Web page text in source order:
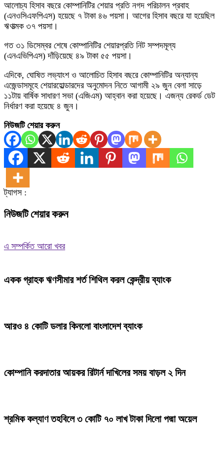
আলোচ্য হিসাব বছরে কোম্পানিটির শেয়ার প্রতি নগদ পরিচালন প্রবাহ
(এনওসিএফপিএস) হয়েছে ৭ টাকা ৪৬ পয়সা। আগের হিসাব বছরে যা হয়েছিল
ঋণাত্মক ৩৭ পয়সা।
গত ৩১ ডিসেম্বর শেষে কোম্পানিটির শেয়ারপ্রতি নিট সম্পদমূল্য
(এনএভিপিএস) দাঁড়িয়েছে ৪৯ টাকা ৫৫ পয়সা।
এদিকে, ঘোষিত লভ্যাংশ ও আলোচিত হিসাব বছরে কোম্পানিটির অন্যান্য
এজেন্ডাসমূহে শেয়ারহোল্ডারদের অনুমোদন নিতে আগামী ২৯ জুন বেলা সাড়ে
১১টায় বার্ষিক সাধারণ সভা (এজিএম) আহ্বান করা হয়েছে। এজন্য রেকর্ড ডেট
নির্ধারণ করা হয়েছে ৪ জুন।
নিউজটি শেয়ার করুন
ট্যাগস :
নিউজটি শেয়ার করুন
এ সম্পর্কিত আরো খবর
একক গ্রাহক ঋণসীমার শর্ত শিথিল করল কেন্দ্রীয় ব্যাংক
আরও ৪ কোটি ডলার কিনলো বাংলাদেশ ব্যাংক
কোম্পানি করদাতার আয়কর রিটার্ন দাখিলের সময় বাড়ল ২ দিন
শ্রমিক কল্যাণ তহবিলে ৩ কোটি ৭০ লাখ টাকা দিলো পদ্মা অয়েল